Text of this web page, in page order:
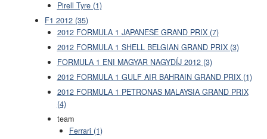
Pirell Tyre (1)
F1 2012 (35)
2012 FORMULA 1 JAPANESE GRAND PRIX (7)
2012 FORMULA 1 SHELL BELGIAN GRAND PRIX (3)
FORMULA 1 ENI MAGYAR NAGYDÍJ 2012 (3)
2012 FORMULA 1 GULF AIR BAHRAIN GRAND PRIX (1)
2012 FORMULA 1 PETRONAS MALAYSIA GRAND PRIX
(4)
team
Ferrari (1)